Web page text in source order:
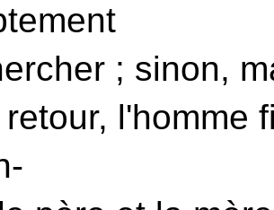
; sinon,
l'homme